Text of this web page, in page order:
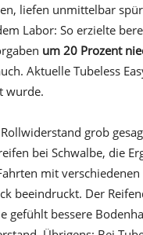
liefen unmittelbar
Labor: So erzielte
um 20 Prozent
Aktuelle Tubeless
wurde.
grob
bei Schwalbe, die
mit
beeindruckt. Der
gefühlt bessere